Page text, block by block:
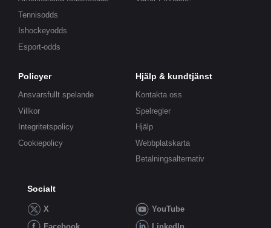
Tennisodds
Ishockeyodds
Esport-odds
Policyer
Ansvarsfullt spelande
Villkor
Integritetspolicy
Cookiepolicy
Hjälp & kundtjänst
Kontakta oss
Spelregler
Hjälp
Webbplatskarta
Betalningsalternativ
Socialt
X
YouTube